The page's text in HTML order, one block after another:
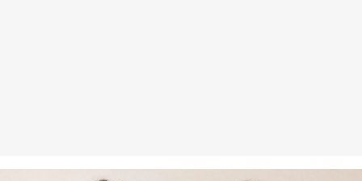
pronaći ćete nasoliver-group.com